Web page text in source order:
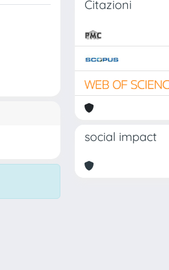
Citazioni
social impact